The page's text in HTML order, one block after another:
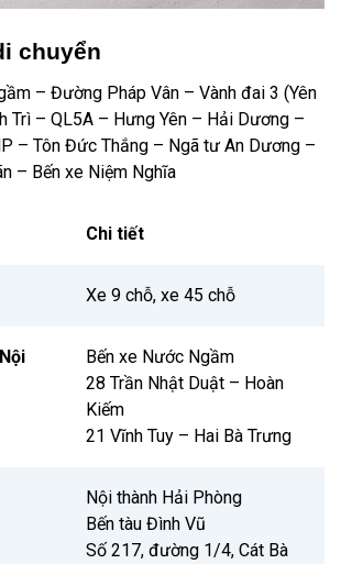
chuyển
– Đường Pháp Vân – Vành đai 3 (Yên
Trì – QL5A – Hưng Yên – Hải Dương –
– Tôn Đức Thắng – Ngã tư An Dương –
– Bến xe Niệm Nghĩa
Chi tiết
Xe 9 chỗ, xe 45 chỗ
Bến xe Nước Ngầm
28 Trần Nhật Duật – Hoàn
Kiếm
21 Vĩnh Tuy – Hai Bà Trưng
Nội thành Hải Phòng
Bến tàu Đình Vũ
Số 217, đường 1/4, Cát Bà